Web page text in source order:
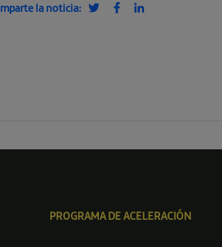
la noticia:
PROGRAMA DE ACELERACIÓN